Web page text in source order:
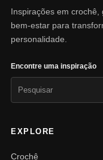
Inspirações em
bem-estar para
personalidade.
Encontre uma inspiração
EXPLORE
Crochê